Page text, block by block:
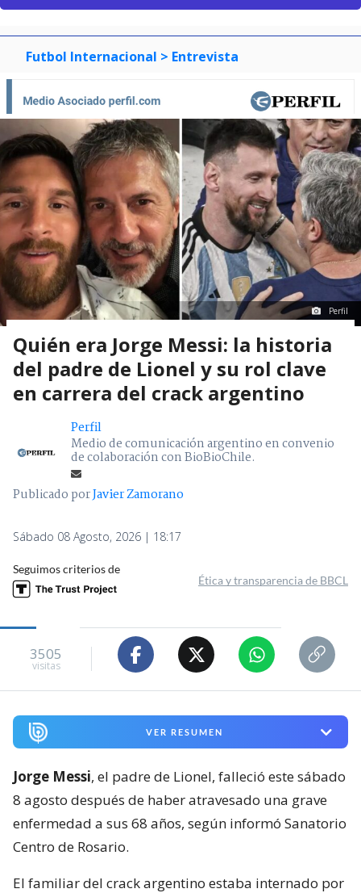
Futbol Internacional > Entrevista
Perfil
Quién era Jorge Messi: la historia
del padre de Lionel y su rol clave
en carrera del crack argentino
Perfil
Medio de comunicación argentino en convenio
de colaboración con BioBioChile.
Publicado porJavier Zamorano
Sábado 08 Agosto, 2026 | 18:17
Seguimos criterios de
Ética y transparencia de BBCL
3505
visitas
VER RESUMEN
Jorge Messi, el padre de Lionel, falleció este sábado
8 agosto después de haber atravesado una grave
enfermedad a sus 68 años, según informó Sanatorio
Centro de Rosario.
El familiar del crack argentino estaba internado por